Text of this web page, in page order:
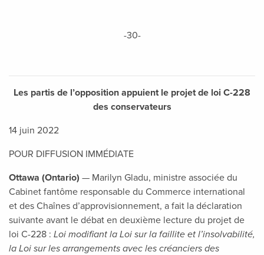
-30-
Les partis de l’opposition appuient le projet de loi C-228
des conservateurs
14 juin 2022
POUR DIFFUSION IMMÉDIATE
Ottawa (Ontario) — Marilyn Gladu, ministre associée du
Cabinet fantôme responsable du Commerce international
et des Chaînes d’approvisionnement, a fait la déclaration
suivante avant le débat en deuxième lecture du projet de
loi C-228 : Loi modifiant la Loi sur la faillite et l’insolvabilité,
la Loi sur les arrangements avec les créanciers des